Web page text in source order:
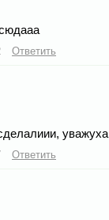
Ответить
уважуха
Ответить